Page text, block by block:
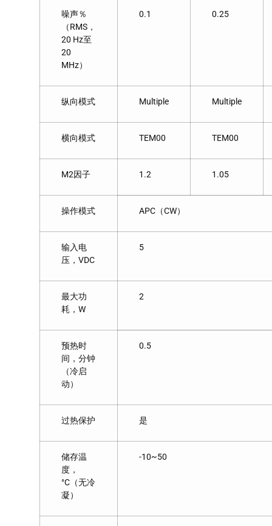
噪声％
（RMS，
20 Hz至
20
MHz）
0.1 0.25
纵向模式 Multiple Multiple
横向模式 TEM00 TEM00
M2因子 1.2 1.05
操作模式 APC（CW）
输入电
压，VDC
5
最大功
耗，W
2
预热时
间，分钟
（冷启
动）
0.5
过热保护 是
储存温
度，
°C（无冷
凝）
-10~50